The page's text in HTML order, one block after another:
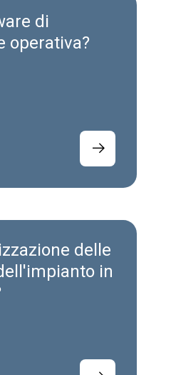
di
operativa?
delle
in